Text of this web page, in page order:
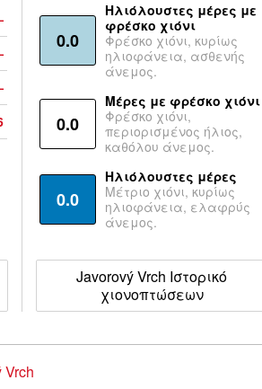
0.0
Ηλιόλουστες μέρες με
φρέσκο χιόνι
Φρέσκο χιόνι, κυρίως
ηλιοφάνεια, ασθενής
άνεμος.
0.0
Μέρες με φρέσκο χιόνι
Φρέσκο χιόνι,
περιορισμένος ήλιος,
καθόλου άνεμος.
0.0
Ηλιόλουστες μέρες
Μέτριο χιόνι, κυρίως
ηλιοφάνεια, ελαφρύς
άνεμος.
Javorový Vrch Ιστορικό
χιονοπτώσεων